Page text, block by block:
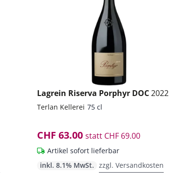
Lagrein Riserva Porphyr DOC2022
Terlan Kellerei 75 cl
CHF 63.00 statt CHF 69.00
Artikel sofort lieferbar
inkl. 8.1% MwSt. zzgl. Versandkosten